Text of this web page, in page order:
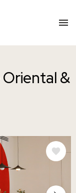
Oriental &